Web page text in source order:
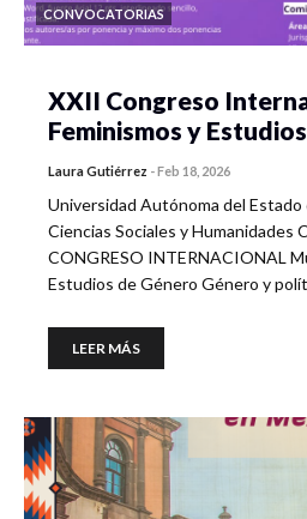
CONVOCATORIAS
XXII Congreso
Feminismos y
Laura Gutiérrez -Feb 18, 2026
Universidad Autónoma del
Ciencias Sociales y Humanidades
CONGRESO INTERNACIONAL
Estudios de Género Género y
LEER MÁS